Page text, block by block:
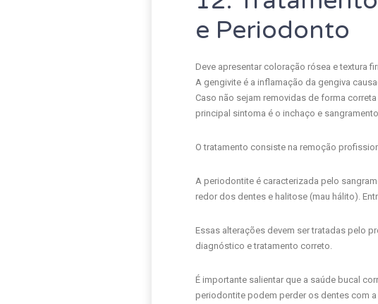
e Periodonto
Deve apresentar coloração rósea e textura
A gengivite é a inflamação da gengiva
Caso não sejam removidas de forma
principal sintoma é o inchaço e
O tratamento consiste na remoção
A periodontite é caracterizada pelo
redor dos dentes e halitose (mau hálito).
Essas alterações devem ser tratadas pelo
diagnóstico e tratamento correto.
É importante salientar que a saúde bucal
periodontite podem perder os dentes com